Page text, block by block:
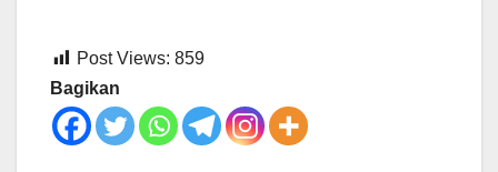
Post Views: 859
Bagikan